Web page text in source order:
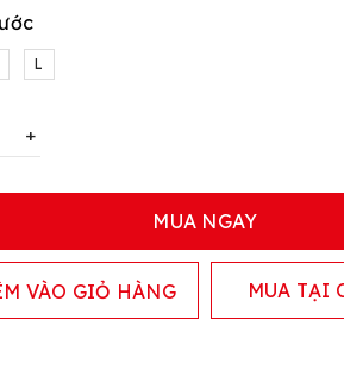
L
+
MUA NGAY
VÀO GIỎ HÀNG MUA TẠI